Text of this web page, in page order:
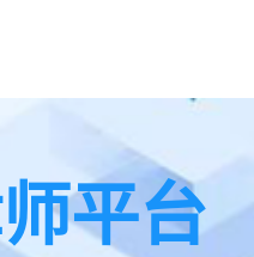
平台